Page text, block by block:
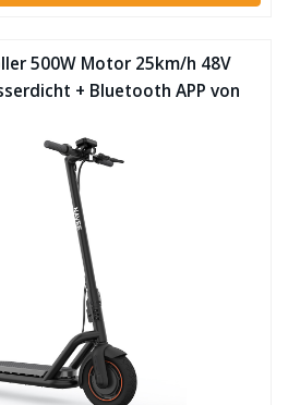
500W Motor 25km/h 48V
+ Bluetooth APP von